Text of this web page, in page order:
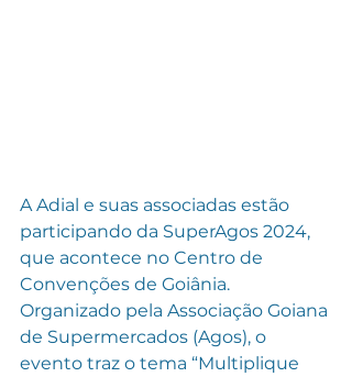
A Adial e suas associadas estão
participando da SuperAgos 2024,
que acontece no Centro de
Convenções de Goiânia.
Organizado pela Associação Goiana
de Supermercados (Agos), o
evento traz o tema “Multiplique